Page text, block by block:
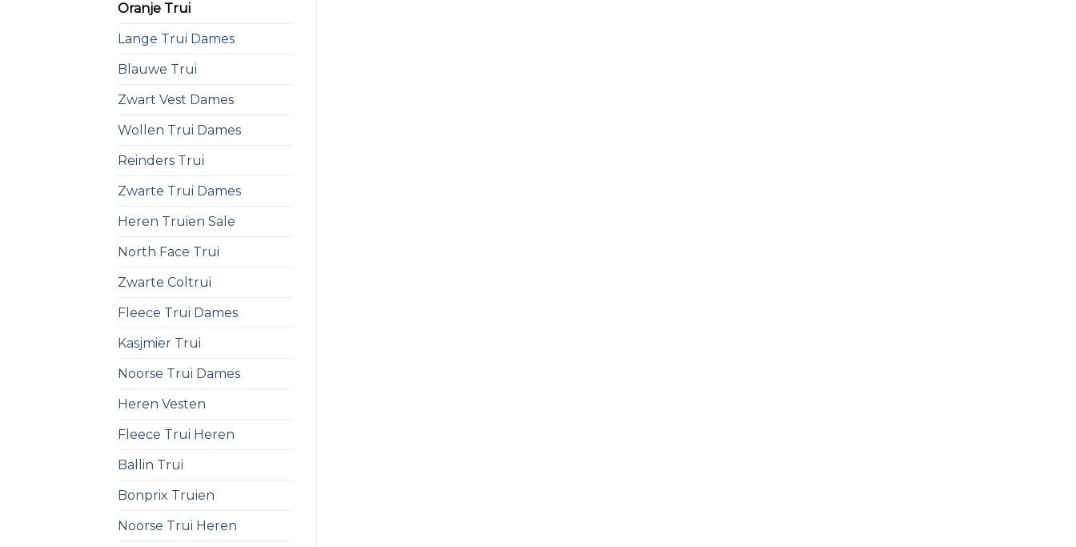
Oranje Trui
Lange Trui Dames
Blauwe Trui
Zwart Vest Dames
Wollen Trui Dames
Reinders Trui
Zwarte Trui Dames
Heren Truien Sale
North Face Trui
Zwarte Coltrui
Fleece Trui Dames
Kasjmier Trui
Noorse Trui Dames
Heren Vesten
Fleece Trui Heren
Ballin Trui
Bonprix Truien
Noorse Trui Heren